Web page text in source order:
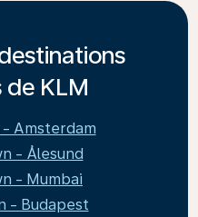
KLM
Amsterdam
- Ålesund
- Mumbai
- Budapest